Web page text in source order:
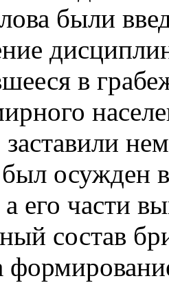
были
в
осужден
а его части
состав